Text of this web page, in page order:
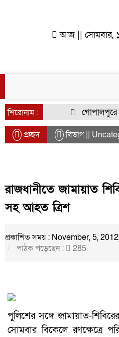
আজ || সোমবার,
শিরোনাম :
গোপালপুরে
প্রচ্ছদ বিভাগ ||
রাজধানীতে জামায়াত
সহ আহত ত্রিশ
প্রকাশিত সময় : November, 5,
পাঠক পড়েছেন :
285
পুলিশের সঙ্গে জামায়াত-
সোমবার বিকেলে রণক্ষেত্রে